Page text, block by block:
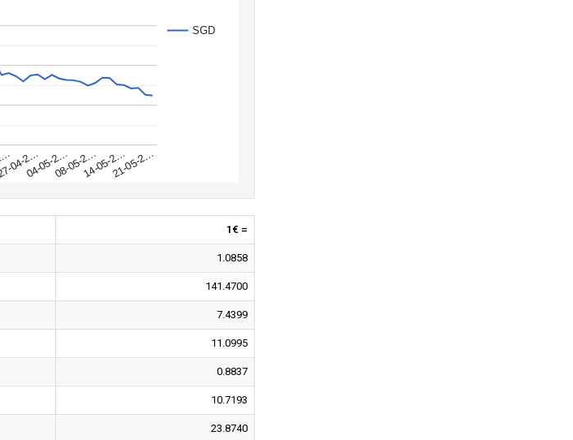
SGD
04-2…
04-05-2…08-05-2…14-05-2…21-05-2…
1€ =
1.0858
141.4700
7.4399
11.0995
0.8837
10.7193
23.8740